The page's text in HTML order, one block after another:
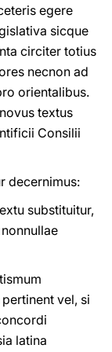
egere
sicque
circiter totius
necnon ad
orientalibus.
textus
Consilii
decernimus:
substituitur,
vel, si
latina